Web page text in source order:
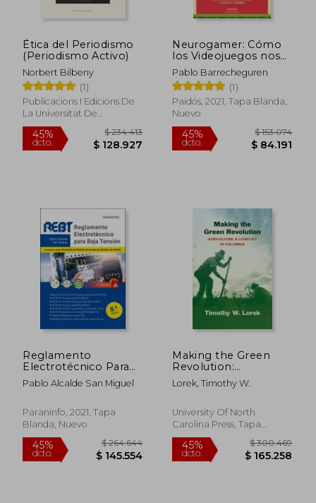
Rápido
Rápido
Ética del Periodismo
(Periodismo Activo)
Norbert Bilbeny
(1)
Publicacions I Edicions De
La Universitat De
Barcelona, 2012, 1ª Edición,
Tapa Blanda, Nuevo
Neurogamer: Cómo
los Videojuegos nos
Ayudan a
Comprender Nuestro
Cerebro (Para
Curiosos)
Pablo Barrecheguren
(1)
Paidós, 2021, Tapa Blanda,
Nuevo
Reglamento
Electrotécnico Para
Baja Tensión 5. ª
Edición 2021
Pablo Alcalde San Miguel
Paraninfo, 2021, Tapa
Blanda, Nuevo
Making the Green
Revolution:
Agriculture and
Conflict in Colombia
Lorek, Timothy W.
University Of North
Carolina Press, Tapa
Blanda, Nuevo